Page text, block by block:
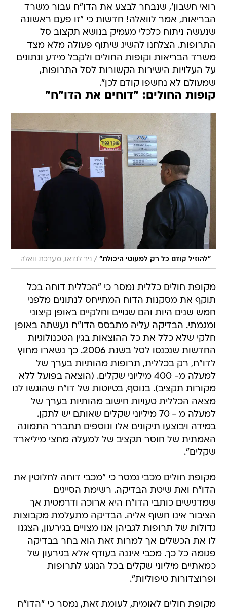
רואי חשבון', שנבחר לבצע את הדו"ח עבור משרד
הבריאות, אמר לוואלה! חדשות כי "זו פעם ראשונה
שנעשה ניתוח כלכלי מעמיק בנושא תקצוב סל
התרופות. הצלחנו להשיג שיתוף פעולה מלא מצד
משרד הבריאות וקופות החולים ולקבל מידע ונתונים
על העלויות הישירות הקשורות לסל התרופות,
שמעולם לא נחשפו קודם לכן".
קופות החולים: "דוחים את הדו"ח"
"להוזיל קודם כל רק למעוטי היכולת" / ניר לנדאו, מערכת וואלה
מקופת חולים כללית נמסר כי "הכללית דוחה בכל
תוקף את מסקנות הדוח המתייחס לנתונים מלפני
חמש שנים היות והם שגויים וחלקיים באופן קיצוני
ומגמתי. הבדיקה עליה מתבסס הדו"ח נעשתה באופן
חלקי שלא כלל את כל ההוצאות בגין הטכנולוגיות
החדשות שנכנסו לסל בשנת 2006. כך נשארו מחוץ
לדו"ח, רק בכללית, תרופות מהותיות בערך של
למעלה מ- 400 מיליוני שקלים. (הוצאה בפועל ללא
מקורות תקציב). בנוסף, בטיוטות של דו"ח שהוגשו לנו
מצאה הכללית טעויות חישוב מהותיות בערך של
למעלה מ - 70 מיליוני שקלים שאותם יש לתקן.
במידה ויבוצעו תיקונים אלו ונוספים תתברר התמונה
האמתית של חוסר תקציב של למעלה מחצי מיליארד
שקלים".
מקופת חולים מכבי נמסר כי "מכבי דוחה לחלוטין את
הדו"ח ואת שיטת הבדיקה. רשימת הסייגים
שמדגישים כותבי הדו"ח היא ארוכה ודרמטית אך
הציבור אינו חשוף אליה. הבדיקה מתעלמת מקבוצות
גדולות של תרופות לגביהן אנו מצויים בגירעון, הצגנו
לו את הכשלים אך למרות זאת הוא בחר בבדיקה
פגומה כל כך. מכבי איננה בעודף אלא בגירעון של
כמאתיים מיליוני שקלים בכל הנוגע לתרופות
ופרוצדורות טיפוליות".
מקופת חולים לאומית, לעומת זאת, נמסר כי "הדו"ח